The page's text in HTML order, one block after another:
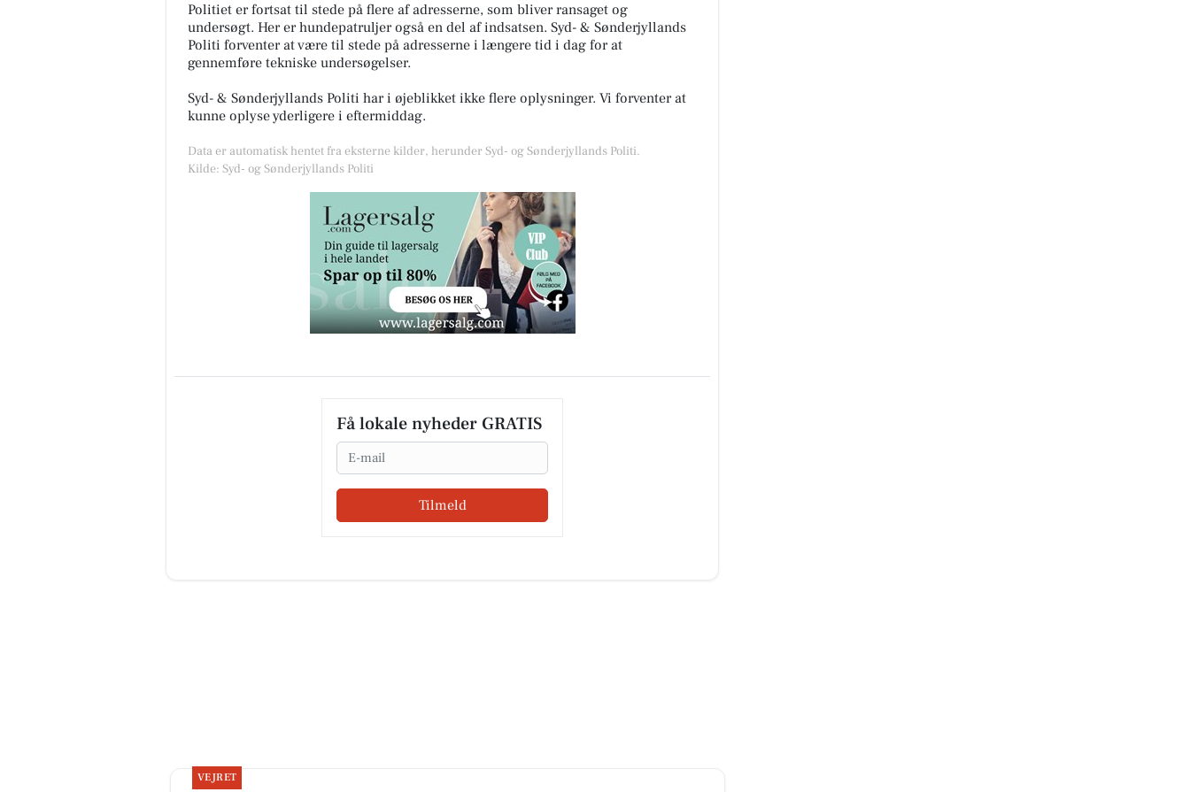
Politiet er fortsat til stede på flere af adresserne, som bliver ransaget og
undersøgt. Her er hundepatruljer også en del af indsatsen. Syd- & Sønderjyllands
Politi forventer at være til stede på adresserne i længere tid i dag for at
gennemføre tekniske undersøgelser.
Syd- & Sønderjyllands Politi har i øjeblikket ikke flere oplysninger. Vi forventer at
kunne oplyse yderligere i eftermiddag.
Data er automatisk hentet fra eksterne kilder, herunder Syd- og Sønderjyllands Politi.
Kilde: Syd- og Sønderjyllands Politi
Få lokale nyheder GRATIS
Email
Tilmeld
VEJRET